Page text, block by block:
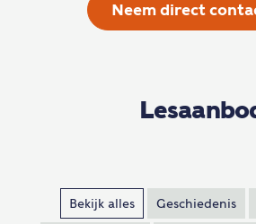
Neem direct
Bekijk alles Geschiedenis